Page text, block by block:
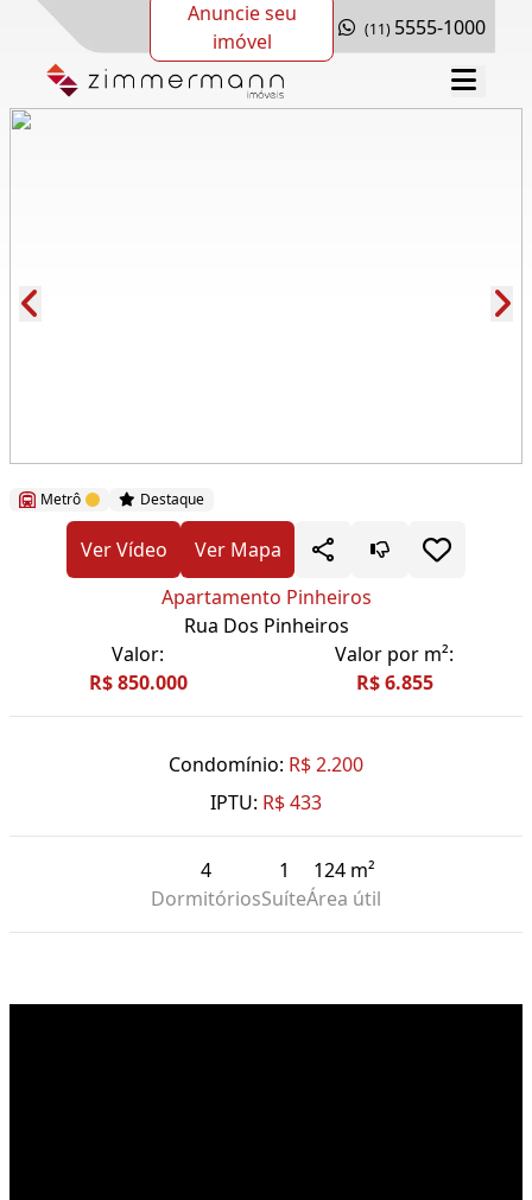
Anuncie seu
imóvel
(11) 5555-1000
Metrô Destaque
Ver Vídeo
Ver Mapa
Apartamento Pinheiros
Rua Dos Pinheiros
Valor:
R$ 850.000
Valor por m²:
R$ 6.855
Condomínio: R$ 2.200
IPTU: R$ 433
4
Dormitórios
1
Suíte
124 m²
Área útil